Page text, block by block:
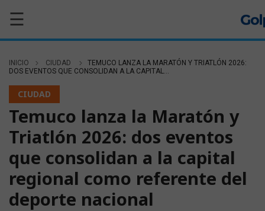
☰
INICIO CIUDAD
TEMUCO LANZA LA MARATÓN Y TRIATLÓN 2026:
DOS EVENTOS QUE CONSOLIDAN A LA CAPITAL...
CIUDAD
Temuco lanza la Maratón y
Triatlón 2026: dos eventos
que consolidan a la capital
regional como referente del
deporte nacional